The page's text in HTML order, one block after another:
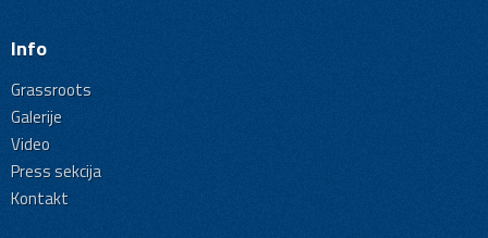
Info
Grassroots
Galerije
Video
Press sekcija
Kontakt